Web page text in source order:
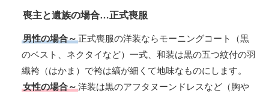
喪主と遺族の場合…正式喪服
男性の場合～正式喪服の洋装ならモーニングコート（黒
のベスト、ネクタイなど）一式、和装は黒の五つ紋付の羽
織袴（はかま）で袴は縞が細くて地味なものにします。
女性の場合～洋装は黒のアフタヌーンドレスなど（胸や